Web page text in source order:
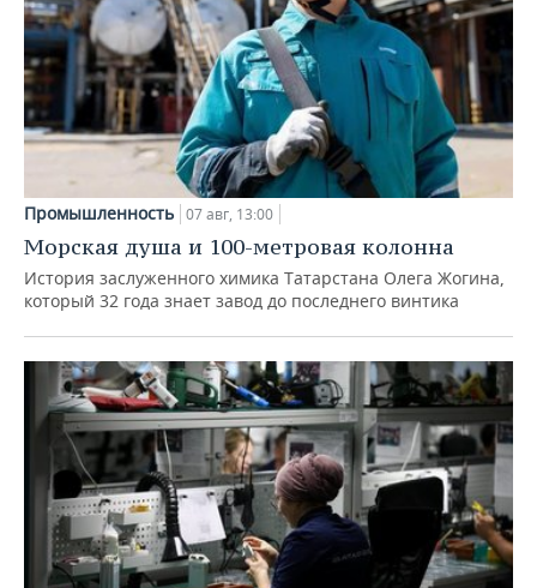
Промышленность 07 авг, 13:00
Морская душа и 100-метровая колонна
История заслуженного химика Татарстана Олега Жогина,
который 32 года знает завод до последнего винтика